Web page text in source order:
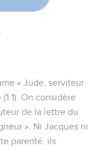
« Jude, serviteur
On considère
de la lettre du
». Ni Jacques ni
parenté, ils